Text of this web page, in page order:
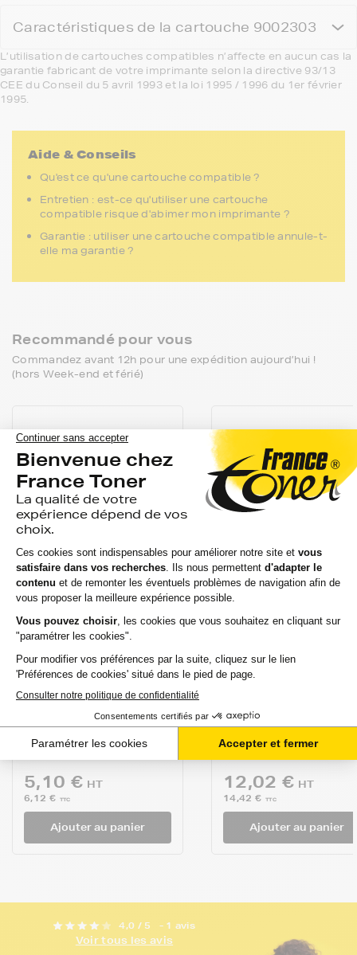
Caractéristiques de la cartouche 9002303
L’utilisation de cartouches compatibles n’affecte en aucun cas la
garantie fabricant de votre imprimante selon la directive 93/13
CEE du Conseil du 5 avril 1993 et la loi 1995 / 1996 du 1er février
1995.
4,0 / 5 - 1 avis
Voir tous les avis
Recommandé pour vous
Commandez avant 12h pour une expédition aujourd’hui !
(hors Week-end et férié)
COMPATIBLE
Ruban impression
matricielle générique
équivalent à OKI
9002303 - NOIR -...
avis
GARANTIE 2 ANS
LIVRAISON GRATUITE
5,10 € HT
6,12 € TTC
Ajouter au panier
OKI
Ruban impression
9002303 - NOIR -
Format Standard
GARANTIE 2 ANS
LIVRAISON
12,02 € HT
14,42 € TTC
Ajouter au panier
Aide & Conseils
Qu'est ce qu'une cartouche compatible ?
Entretien : est-ce qu'utiliser une cartouche
compatible risque d'abimer mon imprimante ?
Garantie : utiliser une cartouche compatible annule-t-
elle ma garantie ?